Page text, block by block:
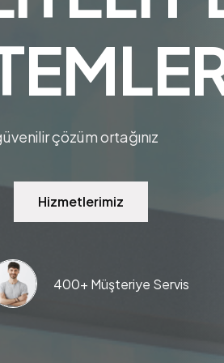
EMLE
çözüm ortağınız
Hizmetlerimiz
400+ Müşteriye Servis